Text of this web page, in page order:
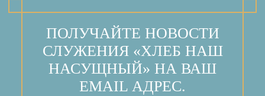
ПОЛУЧАЙТЕ НОВОСТИ
СЛУЖЕНИЯ «ХЛЕБ НАШ
НАСУЩНЫЙ» НА ВАШ
EMAIL АДРЕС.